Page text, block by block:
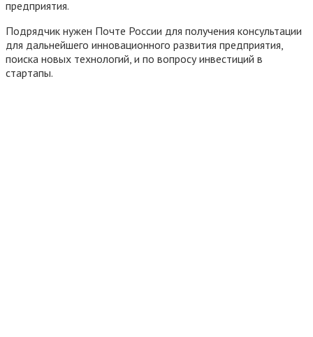
предприятия.
Подрядчик нужен Почте России для получения консультации
для дальнейшего инновационного развития предприятия,
поиска новых технологий, и по вопросу инвестиций в
стартапы.